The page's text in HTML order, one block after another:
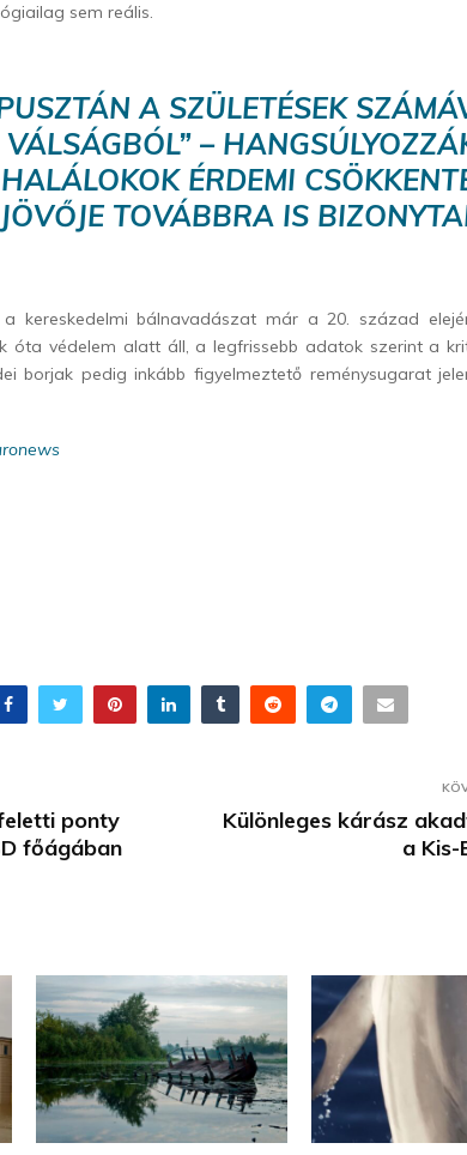
sem reális.
A SZÜLETÉSEK
–
ÉRDEMI
TOVÁBBRA IS
kereskedelmi bálnavadászat már a 20. század
óta védelem alatt áll, a legfrissebb adatok szerint a
borjak pedig inkább figyelmeztető reménysugarat
ponty
főágában
Különleges kárász
a